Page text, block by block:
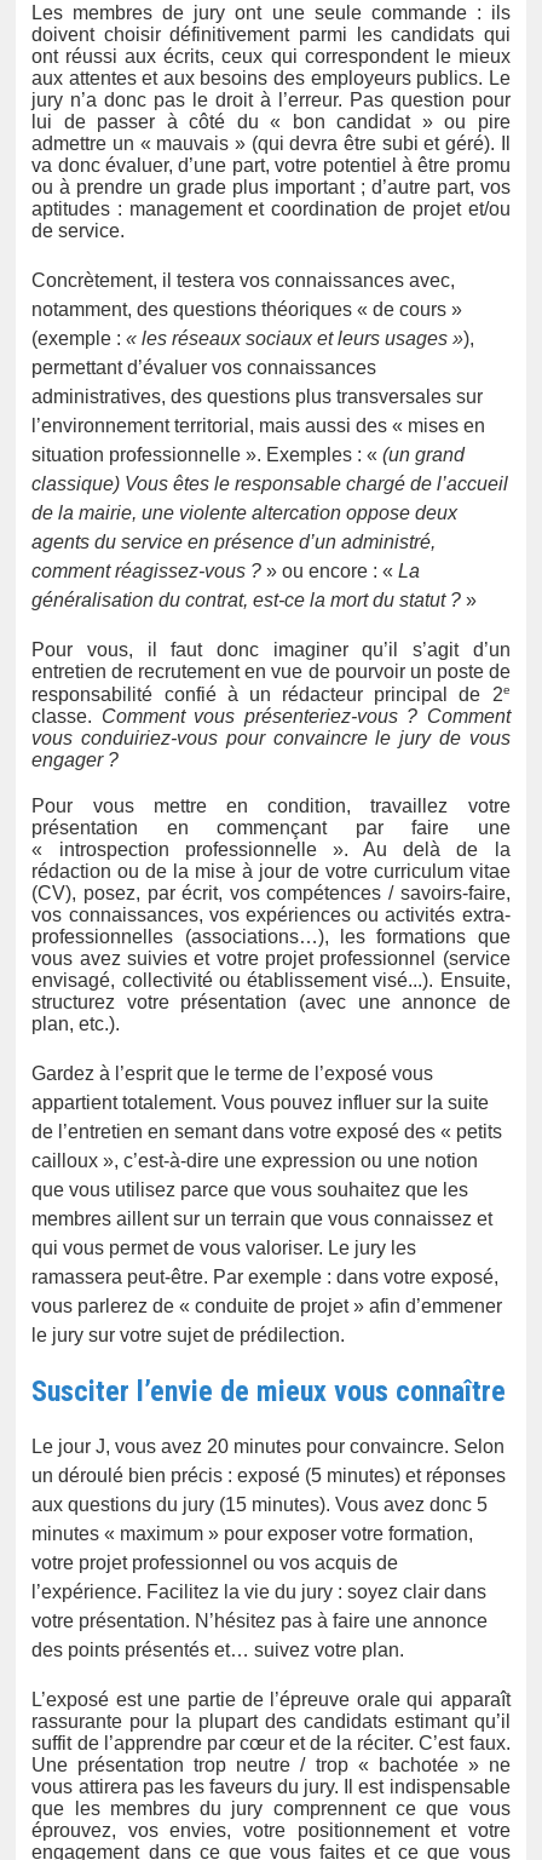
Les membres de jury ont une seule commande : ils
doivent choisir définitivement parmi les candidats qui
ont réussi aux écrits, ceux qui correspondent le mieux
aux attentes et aux besoins des employeurs publics. Le
jury n’a donc pas le droit à l’erreur. Pas question pour
lui de passer à côté du « bon candidat » ou pire
admettre un « mauvais » (qui devra être subi et géré). Il
va donc évaluer, d’une part, votre potentiel à être promu
ou à prendre un grade plus important ; d’autre part, vos
aptitudes : management et coordination de projet et/ou
de service.
Concrètement, il testera vos connaissances avec,
notamment, des questions théoriques « de cours »
(exemple :« les réseaux sociaux et leurs usages »),
permettant d’évaluer vos connaissances
administratives, des questions plus transversales sur
l’environnement territorial, mais aussi des « mises en
situation professionnelle ». Exemples : «(un grand
classique) Vous êtes le responsable chargé de l’accueil
de la mairie, une violente altercation oppose deux
agents du service en présence d’un administré,
comment réagissez-vous ?» ou encore : «La
généralisation du contrat, est-ce la mort du statut ?»
Pour vous, il faut donc imaginer qu’il s’agit d’un
entretien de recrutement en vue de pourvoir un poste de
responsabilité confié à un rédacteur principal de 2e
classe. Comment vous présenteriez-vous ? Comment
vous conduiriez-vous pour convaincre le jury de vous
engager ?
Pour vous mettre en condition, travaillez votre
présentation en commençant par faire une
« introspection professionnelle ». Au delà de la
rédaction ou de la mise à jour de votre curriculum vitae
(CV), posez, par écrit, vos compétences / savoirs-faire,
vos connaissances, vos expériences ou activités extra-
professionnelles (associations…), les formations que
vous avez suivies et votre projet professionnel (service
envisagé, collectivité ou établissement visé...). Ensuite,
structurez votre présentation (avec une annonce de
plan, etc.).
Gardez à l’esprit que le terme de l’exposé vous
appartient totalement. Vous pouvez influer sur la suite
de l’entretien en semant dans votre exposé des « petits
cailloux », c’est-à-dire une expression ou une notion
que vous utilisez parce que vous souhaitez que les
membres aillent sur un terrain que vous connaissez et
qui vous permet de vous valoriser. Le jury les
ramassera peut-être. Par exemple : dans votre exposé,
vous parlerez de « conduite de projet » afin d’emmener
le jury sur votre sujet de prédilection.
Susciter l’envie de mieux vous connaître
Le jour J, vous avez 20 minutes pour convaincre. Selon
un déroulé bien précis : exposé (5 minutes) et réponses
aux questions du jury (15 minutes). Vous avez donc 5
minutes « maximum » pour exposer votre formation,
votre projet professionnel ou vos acquis de
l’expérience. Facilitez la vie du jury : soyez clair dans
votre présentation. N’hésitez pas à faire une annonce
des points présentés et… suivez votre plan.
L’exposé est une partie de l’épreuve orale qui apparaît
rassurante pour la plupart des candidats estimant qu’il
suffit de l’apprendre par cœur et de la réciter. C’est faux.
Une présentation trop neutre / trop « bachotée » ne
vous attirera pas les faveurs du jury. Il est indispensable
que les membres du jury comprennent ce que vous
éprouvez, vos envies, votre positionnement et votre
engagement dans ce que vous faites et ce que vous